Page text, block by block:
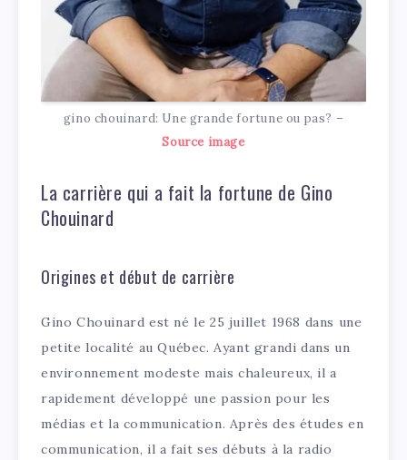
gino chouinard: Une grande fortune ou pas? –
Source image
La carrière qui a fait la fortune de Gino
Chouinard
Origines et début de carrière
Gino Chouinard est né le 25 juillet 1968 dans une
petite localité au Québec. Ayant grandi dans un
environnement modeste mais chaleureux, il a
rapidement développé une passion pour les
médias et la communication. Après des études en
communication, il a fait ses débuts à la radio